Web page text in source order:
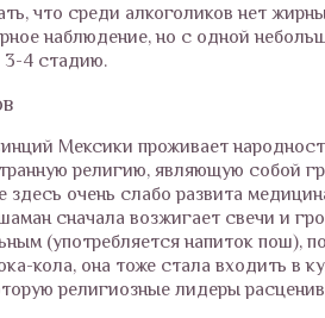
что среди алкоголиков нет
наблюдение, но с одной
3-4 стадию.
Мексики проживает
религию, являющую собой
очень слабо развита
сначала возжигает свечи и
(употребляется напиток пош),
кола, она тоже стала входить в
религиозные лидеры